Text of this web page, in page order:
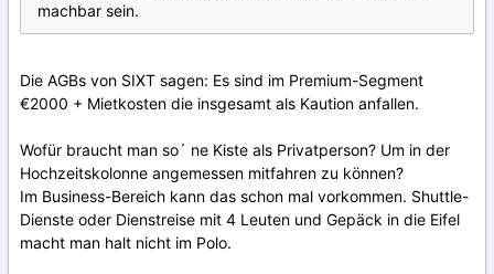
machbar sein.
Die AGBs von SIXT sagen: Es sind im Premium-Segment
€2000 + Mietkosten die insgesamt als Kaution anfallen.
Wofür braucht man so´ ne Kiste als Privatperson? Um in der
Hochzeitskolonne angemessen mitfahren zu können?
Im Business-Bereich kann das schon mal vorkommen. Shuttle-
Dienste oder Dienstreise mit 4 Leuten und Gepäck in die Eifel
macht man halt nicht im Polo.